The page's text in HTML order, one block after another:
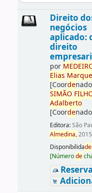
Direito
negócios
aplicado:
direito
por MEDE
Elias
[Coorde
SIMÃO
Adalberto
[Coorde
Editora:São
Almedina,2015
Disponibilidade
[Númerode